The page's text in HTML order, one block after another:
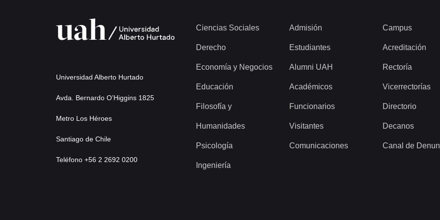
Universidad Alberto Hurtado
Avda. Bernardo O’Higgins 1825
Metro Los Héroes
Santiago de Chile
Teléfono +56 2 2692 0200
Ciencias Sociales
Derecho
Economía y Negocios
Educación
Filosofía y
Humanidades
Psicología
Ingeniería
Admisión
Estudiantes
Alumni UAH
Académicos
Funcionarios
Visitantes
Comunicaciones
Campus
Acreditación
Rectoría
Vicerrectorías
Directorio
Decanos
Canal de